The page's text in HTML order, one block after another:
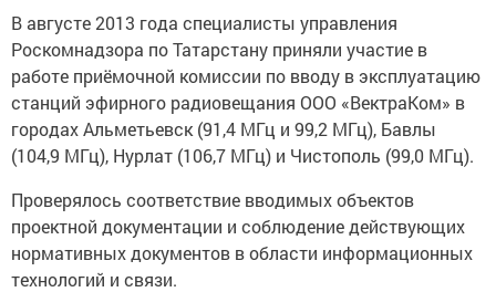
В августе 2013 года специалисты управления
Роскомнадзора по Татарстану приняли участие в
работе приёмочной комиссии по вводу в эксплуатацию
станций эфирного радиовещания ООО «ВектраКом» в
городах Альметьевск (91,4 МГц и 99,2 МГц), Бавлы
(104,9 МГц), Нурлат (106,7 МГц) и Чистополь (99,0 МГц).
Проверялось соответствие вводимых объектов
проектной документации и соблюдение действующих
нормативных документов в области информационных
технологий и связи.